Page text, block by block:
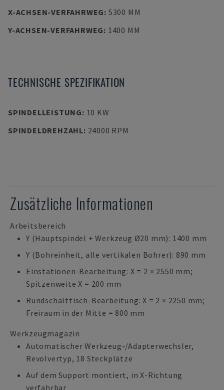
X-ACHSEN-VERFAHRWEG: 5300 MM
Y-ACHSEN-VERFAHRWEG: 1400 MM
TECHNISCHE SPEZIFIKATION
SPINDELLEISTUNG: 10 KW
SPINDELDREHZAHL: 24000 RPM
Zusätzliche Informationen
Arbeitsbereich
Y (Hauptspindel + Werkzeug Ø20 mm): 1400 mm
Y (Bohreinheit, alle vertikalen Bohrer): 890 mm
Einstationen-Bearbeitung: X = 2 × 2550 mm;
Spitzenweite X = 200 mm
Rundschalttisch-Bearbeitung: X = 2 × 2250 mm;
Freiraum in der Mitte = 800 mm
Werkzeugmagazin
Automatischer Werkzeug-/Adapterwechsler,
Revolvertyp, 18 Steckplätze
Auf dem Support montiert, in X-Richtung
verfahrbar